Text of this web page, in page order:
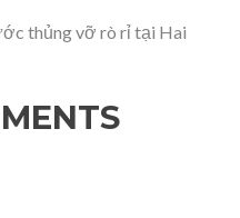
thủng vỡ rò rỉ tại Hai